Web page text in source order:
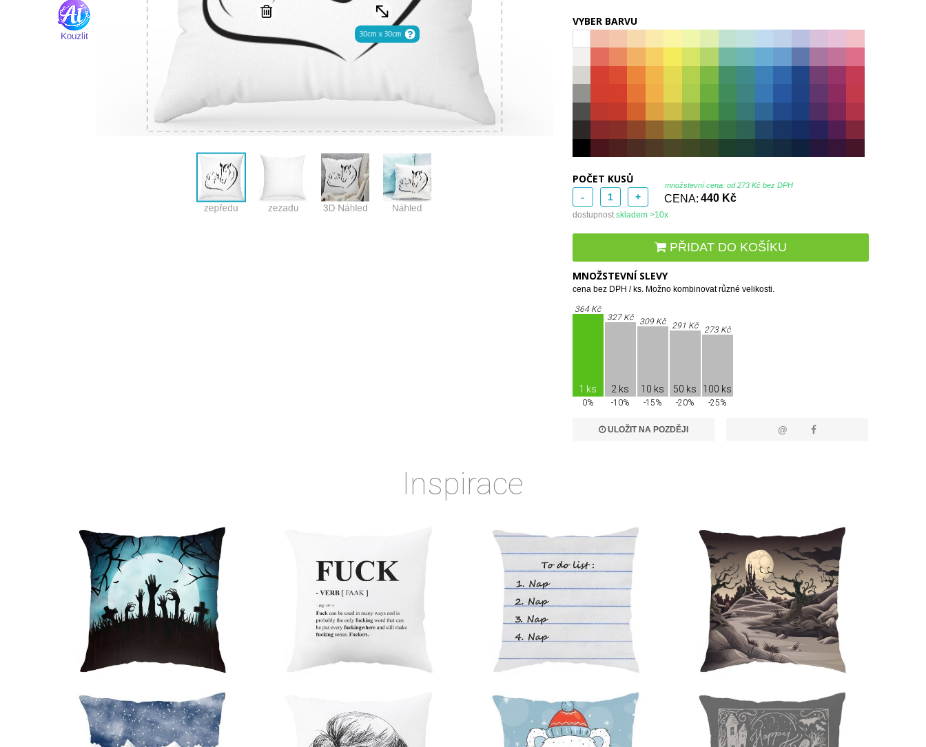
VYBER BARVU
POČET KUSŮ
množstevní cena: od273 Kč bez DPH
- + CENA: 440 Kč
dostupnostskladem >10x
PŘIDAT DO KOŠÍKU
MNOŽSTEVNÍ SLEVY
cena bez DPH / ks. Možno kombinovat různé velikosti.
364 Kč
1 ks
0%
327 Kč
2 ks
-10%
309 Kč
10 ks
-15%
291 Kč
50 ks
-20%
273 Kč
100 ks
-25%
ULOŽIT NA POZDĚJI @
Inspirace